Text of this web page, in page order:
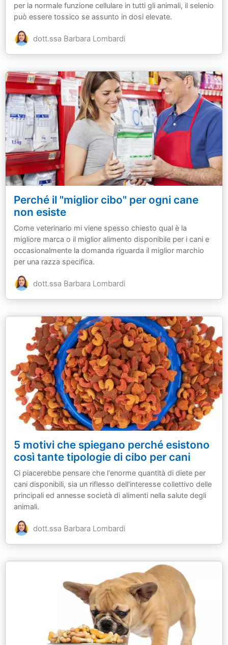
per la normale funzione cellulare in tutti gli animali, il selenio
può essere tossico se assunto in dosi elevate.
dott.ssa Barbara Lombardi
Perché il "miglior cibo" per ogni cane
non esiste
Come veterinario mi viene spesso chiesto qual è la
migliore marca o il miglior alimento disponibile per i cani e
occasionalmente la domanda riguarda il miglior marchio
per una razza specifica.
dott.ssa Barbara Lombardi
5 motivi che spiegano perché esistono
così tante tipologie di cibo per cani
Ci piacerebbe pensare che l'enorme quantità di diete per
cani disponibili, sia un riflesso dell'interesse collettivo delle
principali ed annesse società di alimenti nella salute degli
animali.
dott.ssa Barbara Lombardi